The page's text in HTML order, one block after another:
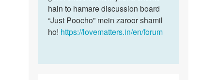
hain to hamare discussion board
“Just Poocho” mein zaroor shamil
ho! https://lovematters.in/en/forum